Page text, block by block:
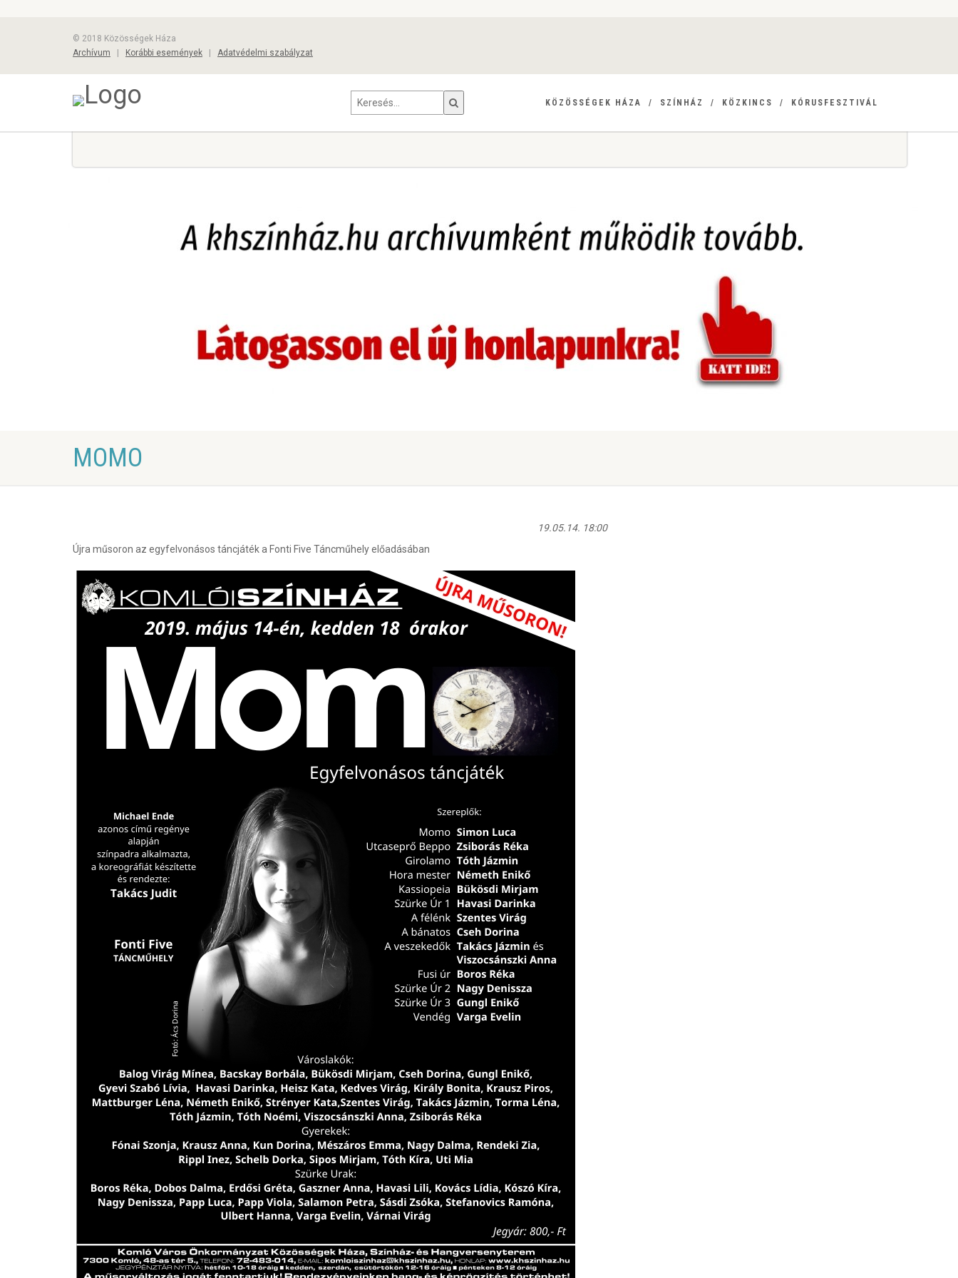
© 2018 Közösségek Háza
Archívum
Korábbi események Adatvédelmi szabályzat
KÖZÖSSÉGEK HÁZA SZÍNHÁZ KÖZKINCS KÓRUSFESZTIVÁL
MOMO
19.05.14. 18:00
Újra műsoron az egyfelvonásos táncjáték a Fonti Five Táncműhely előadásában